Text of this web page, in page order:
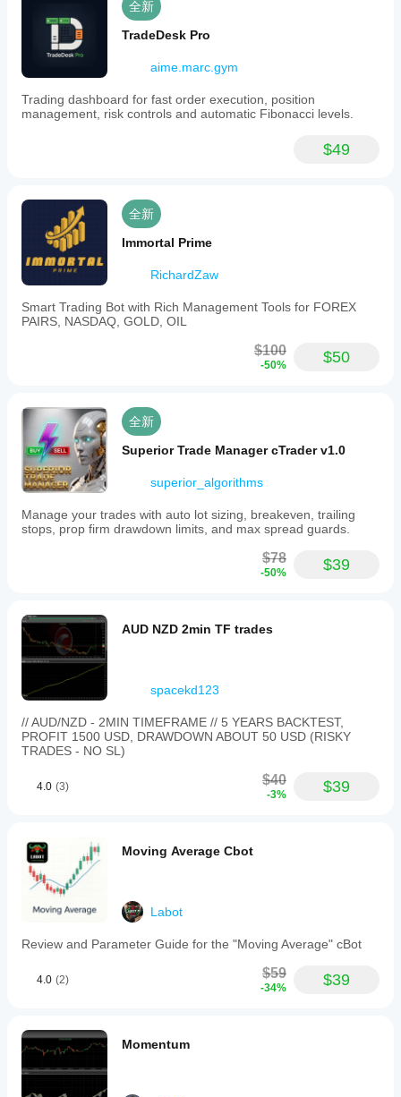
全新
TradeDesk Pro
aime.marc.gym
Trading dashboard for fast order execution, position
management, risk controls and automatic Fibonacci levels.
$49
全新
Immortal Prime
RichardZaw
Smart Trading Bot with Rich Management Tools for FOREX
PAIRS, NASDAQ, GOLD, OIL
$100
-50% $50
全新
Superior Trade Manager cTrader v1.0
superior_algorithms
Manage your trades with auto lot sizing, breakeven, trailing
stops, prop firm drawdown limits, and max spread guards.
$78
-50% $39
AUD NZD 2min TF trades
spacekd123
// AUD/NZD - 2MIN TIMEFRAME // 5 YEARS BACKTEST,
PROFIT 1500 USD, DRAWDOWN ABOUT 50 USD (RISKY
TRADES - NO SL)
4.0 (3) $40
-3% $39
Moving Average Cbot
Labot
Review and Parameter Guide for the "Moving Average" cBot
4.0 (2) $59
-34% $39
Momentum